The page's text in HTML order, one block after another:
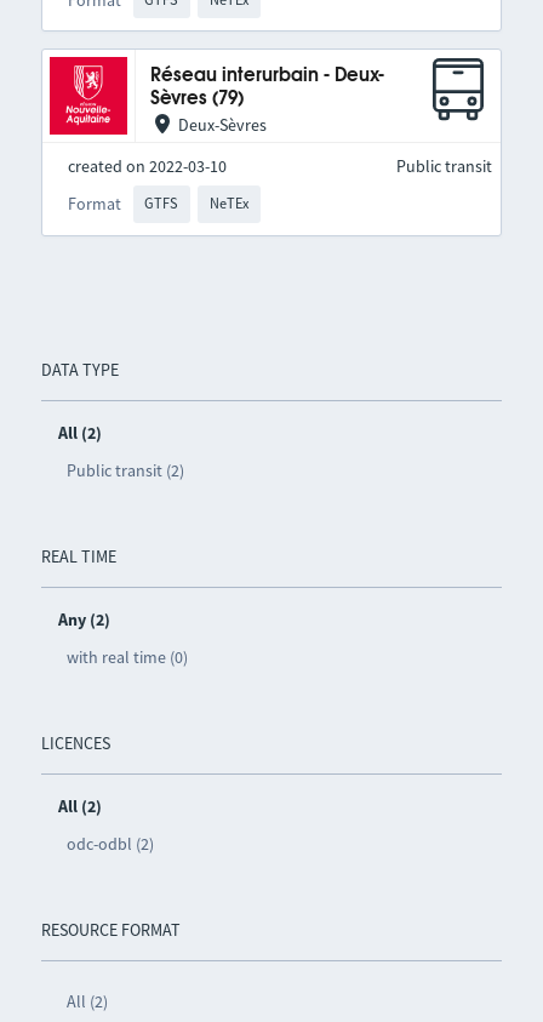
DATA TYPE
All (2)
Public transit (2)
REAL TIME
Any (2)
with real time (0)
LICENCES
All (2)
odc-odbl (2)
RESOURCE FORMAT
All (2)
Réseau interurbain - Deux-
Sèvres (79)
Deux-Sèvres
created on 2022-03-10
Format
GTFS NeTEx
Public transit